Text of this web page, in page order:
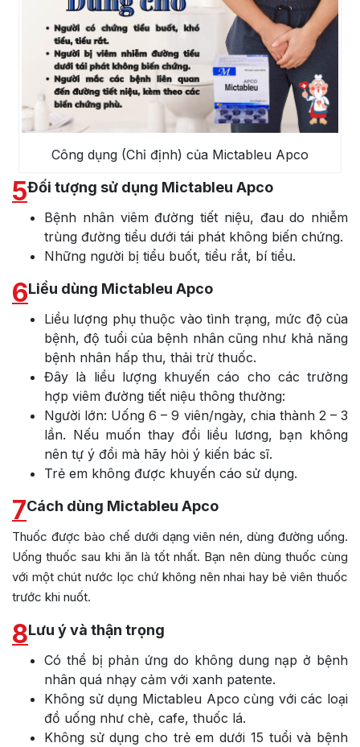
Công dụng (Chỉ định) của Mictableu Apco
5Đối tượng sử dụng Mictableu Apco
Bệnh nhân viêm đường tiết niệu, đau do nhiễm
trùng đường tiểu dưới tái phát không biến chứng.
Những người bị tiểu buốt, tiểu rắt, bí tiểu.
6Liều dùng Mictableu Apco
Liều lượng phụ thuộc vào tình trạng, mức độ của
bệnh, độ tuổi của bệnh nhân cũng như khả năng
bệnh nhân hấp thu, thải trừ thuốc.
Đây là liều lượng khuyến cáo cho các trường
hợp viêm đường tiết niệu thông thường:
Người lớn: Uống 6 – 9 viên/ngày, chia thành 2 – 3
lần. Nếu muốn thay đổi liều lương, bạn không
nên tự ý đổi mà hãy hỏi ý kiến bác sĩ.
Trẻ em không được khuyến cáo sử dụng.
7Cách dùng Mictableu Apco
Thuốc được bào chế dưới dạng viên nén, dùng đường uống.
Uống thuốc sau khi ăn là tốt nhất. Bạn nên dùng thuốc cùng
với một chút nước lọc chứ không nên nhai hay bẻ viên thuốc
trước khi nuốt.
8Lưu ý và thận trọng
Có thể bị phản ứng do không dung nạp ở bệnh
nhân quá nhạy cảm với xanh patente.
Không sử dụng Mictableu Apco cùng với các loại
đồ uống như chè, cafe, thuốc lá.
Không sử dụng cho trẻ em dưới 15 tuổi và bệnh